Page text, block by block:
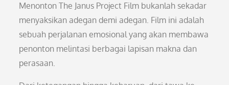
Menonton The Janus Project Film bukanlah sekadar
menyaksikan adegan demi adegan. Film ini adalah
sebuah perjalanan emosional yang akan membawa
penonton melintasi berbagai lapisan makna dan
perasaan.